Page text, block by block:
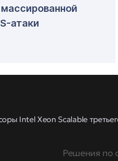
атаки
Intel Xeon Scalable
Решения по